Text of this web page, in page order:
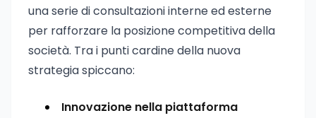
una serie di consultazioni interne ed esterne
per rafforzare la posizione competitiva della
società. Tra i punti cardine della nuova
strategia spiccano:
Innovazione nella piattaforma